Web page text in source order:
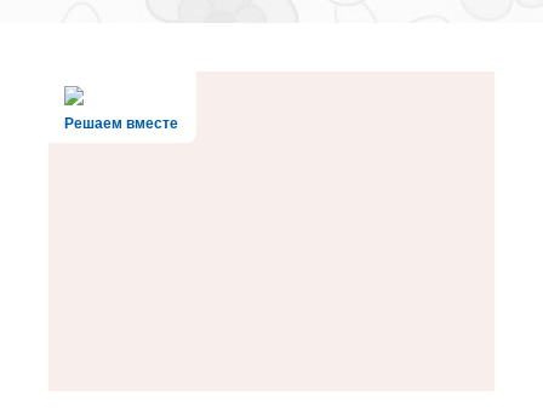
Решаем вместе